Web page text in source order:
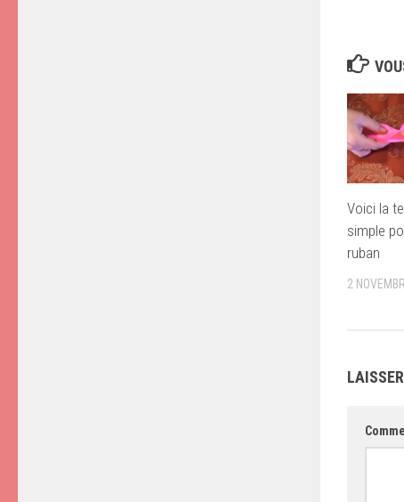
Voici la
simple
ruban
2